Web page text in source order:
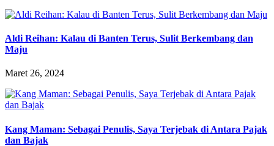
Aldi Reihan: Kalau di Banten Terus, Sulit Berkembang dan
Maju
Maret 26, 2024
Kang Maman: Sebagai Penulis, Saya Terjebak di Antara Pajak
dan Bajak